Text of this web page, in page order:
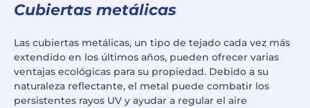
Cubiertas metálicas
Las cubiertas metálicas, un tipo de tejado cada vez más
extendido en los últimos años, pueden ofrecer varias
ventajas ecológicas para su propiedad. Debido a su
naturaleza reflectante, el metal puede combatir los
persistentes rayos UV y ayudar a regular el aire